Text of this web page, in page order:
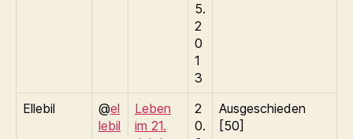
5.
2
0
1
3
Ellebil @el
lebil
Leben
im 21.
2
0.
Ausgeschieden
[50]